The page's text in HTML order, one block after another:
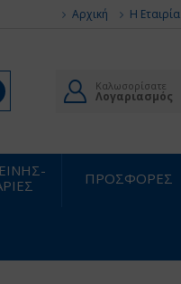
Αρχική Η Εταιρία
Καλωσορίσατε
Λογαριασμός
ΠΡΟΣΦΟΡΕΣ